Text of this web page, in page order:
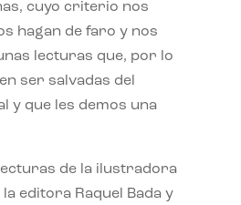
cuyo criterio nos
hagan de faro y nos
lecturas que, por lo
ser salvadas del
y que les demos una
de la ilustradora
editora Raquel Bada y